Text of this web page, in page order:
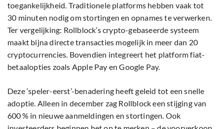
toegankelijkheid. Traditionele platforms hebben vaak tot
30 minuten nodig om stortingen en opnames te verwerken.
Ter vergelijking: Rollblock’s crypto-gebaseerde systeem
maakt bijna directe transacties mogelijk in meer dan 20
cryptocurrencies. Bovendien integreert het platform fiat-
betaalopties zoals Apple Pay en Google Pay.
Deze ‘speler-eerst’-benadering heeft geleid tot een snelle
adoptie. Alleen in december zag Rollblock een stijging van
600 % in nieuwe aanmeldingen en stortingen. Ook